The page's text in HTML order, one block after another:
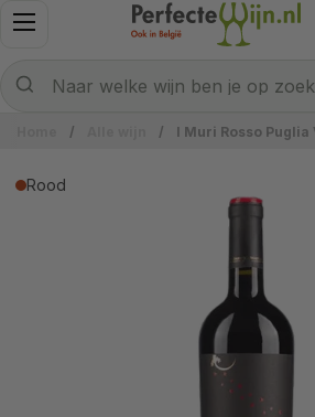
Ga naar content
Menu openen
Naar welke wijn ben je op
/ / I Muri Rosso
Rood